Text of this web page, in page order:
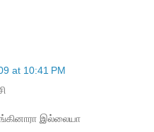
at 10:41 PM
இல்லையா